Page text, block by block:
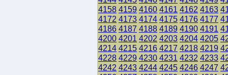
4158 4159 4160 4161 4162 4163
4172 4173 4174 4175 4176 4177
4186 4187 4188 4189 4190 4191
4200 4201 4202 4203 4204 4205
4214 4215 4216 4217 4218 4219
4228 4229 4230 4231 4232 4233
4242 4243 4244 4245 4246 4247